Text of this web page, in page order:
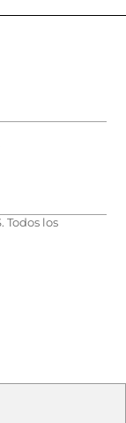
Todos los